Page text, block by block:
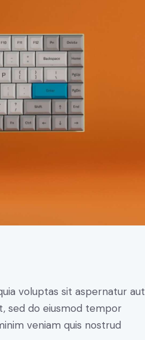
voluptas sit aspernatur aut
sed do eiusmod tempor
veniam quis nostrud